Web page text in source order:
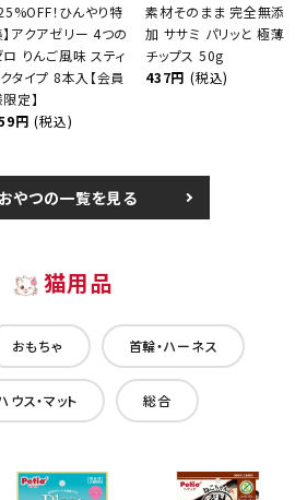
25%OFF！ひんやり特
アクアゼリー 4つの
ロ りんご風味 スティ
クタイプ 8本入【会員
定】
円 (税込)
素材そのまま 完全無添
加 ササミ パリッと 極薄
チップス 50g
437円 (税込)
やつの一覧を見る
猫用品
おもちゃ 首輪・ハーネス
ウス・マット 総合